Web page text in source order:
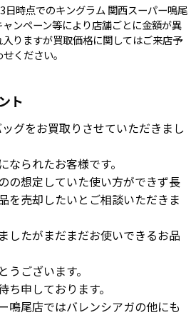
時点でのキングラム 関西スーパー鳴尾
ンペーン等により店舗ごとに金額が異
りますが買取価格に関してはご来店予
ください。
ト
グをお買取りさせていただきまし
られたお客様です。
の想定していた使い方ができず長
を売却したいとご相談いただきま
したがまだまだお使いできるお品
ございます。
ち申しております。
鳴尾店ではバレンシアガの他にも